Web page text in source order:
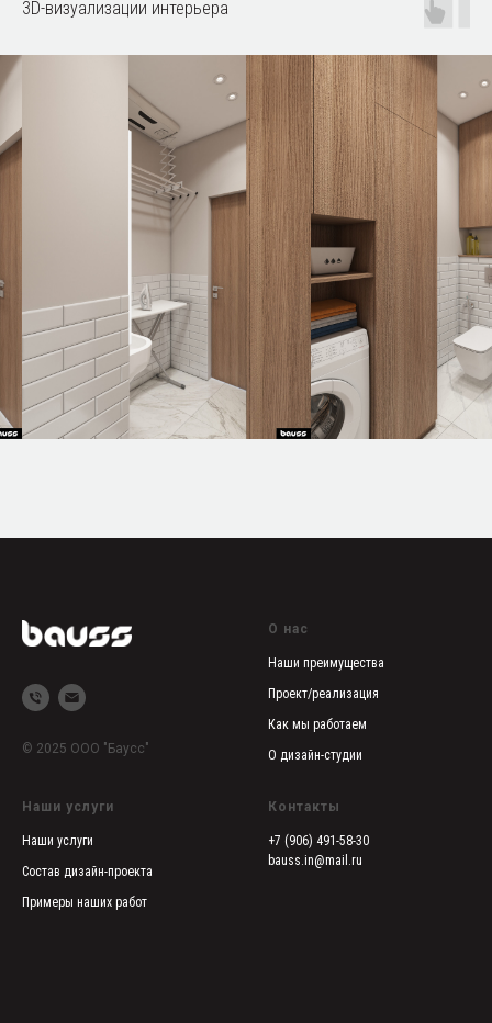
3D-визуализации интерьера
© 2025 ООО "Баусс"
О нас
Наши преимущества
Проект/реализация
Как мы работаем
О дизайн-студии
Наши услуги
Наши услуги
Состав дизайн-проекта
Примеры наших работ
Контакты
+7 (906) 491-58-30
bauss.in@mail.ru